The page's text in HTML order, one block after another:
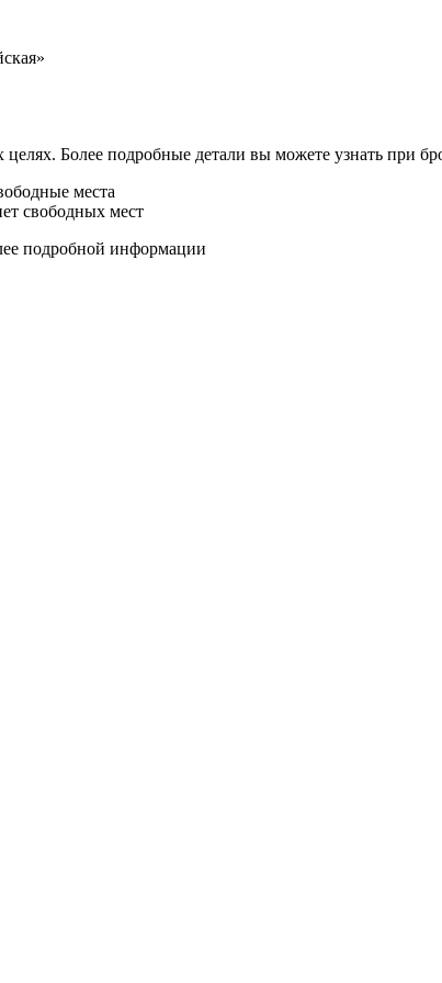
Более подробные детали вы можете узнать при
места
свободных мест
подробной информации